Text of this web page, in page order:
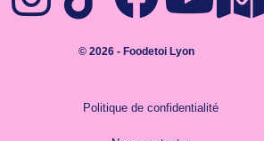
© 2026 - Foodetoi Lyon
Politique de confidentialité